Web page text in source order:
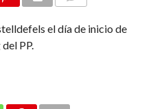
el día de inicio de
PP.